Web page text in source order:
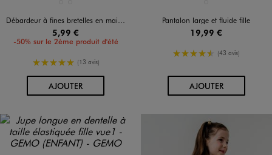
Débardeur à fines bretelles en maille pointelle fille
5,99 €
-50% sur le 2ème produit d'été
5/5 de moyenne
(13 avis)
AJOUTERAU PANIER
Pantalon large et fluide fille
19,99 €
4.5/5 de moyenne
(43 avis)
AJOUTERAU PANIER